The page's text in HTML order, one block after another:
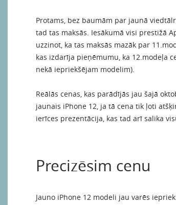
Protams, bez baumām par jaunā
tad tas maksās. Iesākumā visi prestižā
uzzinot, ka tas maksās mazāk par
kas izdarīja pieņēmumu, ka 12.modeļa
nekā iepriekšējam modelim).
Reālās cenas, kas parādījās jau šajā
jaunais iPhone 12, ja tā cena tik ļoti
ierīces prezentācija, kas tad arī salika
Precizēsim cenu
Jauno iPhone 12 modeli jau varēs